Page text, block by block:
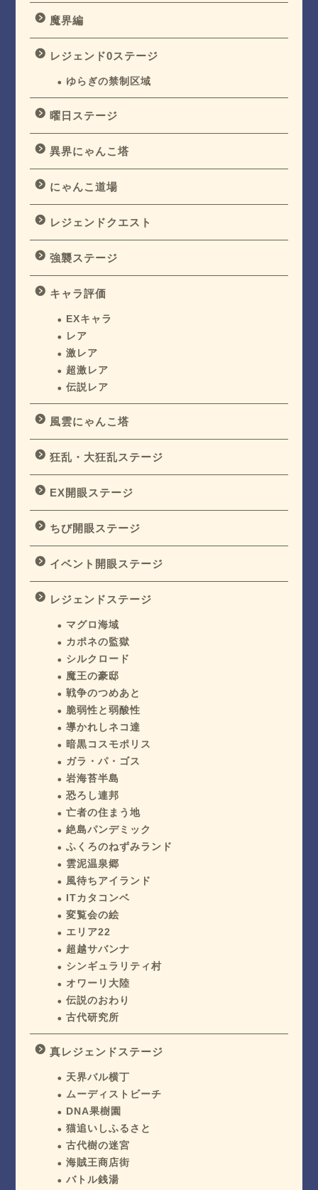
魔界編
レジェンド0ステージ
ゆらぎの禁制区域
曜日ステージ
異界にゃんこ塔
にゃんこ道場
レジェンドクエスト
強襲ステージ
キャラ評価
EXキャラ
レア
激レア
超激レア
伝説レア
風雲にゃんこ塔
狂乱・大狂乱ステージ
EX開眼ステージ
ちび開眼ステージ
イベント開眼ステージ
レジェンドステージ
マグロ海域
カポネの監獄
シルクロード
魔王の豪邸
戦争のつめあと
脆弱性と弱酸性
導かれしネコ達
暗黒コスモポリス
ガラ・パ・ゴス
岩海苔半島
恐ろし連邦
亡者の住まう地
絶島パンデミック
ふくろのねずみランド
雲泥温泉郷
風待ちアイランド
ITカタコンベ
変覧会の絵
エリア22
超越サバンナ
シンギュラリティ村
オワーリ大陸
伝説のおわり
古代研究所
真レジェンドステージ
天界バル横丁
ムーディストビーチ
DNA果樹園
猫追いしふるさと
古代樹の迷宮
海賊王商店街
バトル銭湯